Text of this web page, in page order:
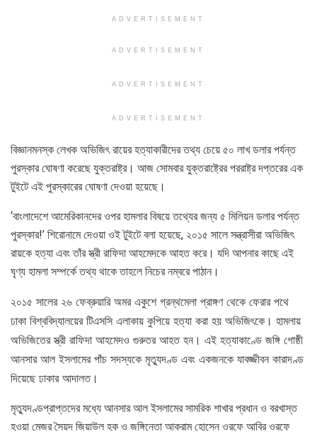
ADVERTISEMENT
ADVERTISEMENT
ADVERTISEMENT
ADVERTISEMENT
বিজ্ঞানমনস্ক লেখক অভিজিৎ রায়ের হত্যাকারীদের তথ্য চেয়ে ৫০ লাখ ডলার পর্যন্ত
পুরস্কার ঘোষণা করেছে যুক্তরাষ্ট্র। আজ সোমবার যুক্তরাষ্ট্রের পররাষ্ট্র দপ্তরের এক
টুইটে এই পুরস্কারের ঘোষণা দেওয়া হয়েছে।
‘বাংলাদেশে আমেরিকানদের ওপর হামলার বিষয়ে তথ্যের জন্য ৫ মিলিয়ন ডলার পর্যন্ত
পুরস্কার!’ শিরোনামে দেওয়া ওই টুইটে বলা হয়েছে, ২০১৫ সালে সন্ত্রাসীরা অভিজিৎ
রায়কে হত্যা এবং তাঁর স্ত্রী রাফিদা আহমেদকে আহত করে। যদি আপনার কাছে এই
ঘৃণ্য হামলা সম্পর্কে তথ্য থাকে তাহলে নিচের নম্বরে পাঠান।
২০১৫ সালের ২৬ ফেব্রুয়ারি অমর একুশে গ্রন্থমেলা প্রাঙ্গণ থেকে ফেরার পথে
ঢাকা বিশ্ববিদ্যালয়ের টিএসসি এলাকায় কুপিয়ে হত্যা করা হয় অভিজিৎকে। হামলায়
অভিজিতের স্ত্রী রাফিদা আহমেদও গুরুতর আহত হন। এই হত্যাকাণ্ডে জঙ্গি গোষ্ঠী
আনসার আল ইসলামের পাঁচ সদস্যকে মৃত্যুদণ্ড এবং একজনকে যাবজ্জীবন কারাদণ্ড
দিয়েছে ঢাকার আদালত।
মৃত্যুদণ্ডপ্রাপ্তদের মধ্যে আনসার আল ইসলামের সামরিক শাখার প্রধান ও বরখাস্ত
হওয়া মেজর সৈয়দ জিয়াউল হক ও জঙ্গিনেতা আকরাম হোসেন ওরফে আবির ওরফে